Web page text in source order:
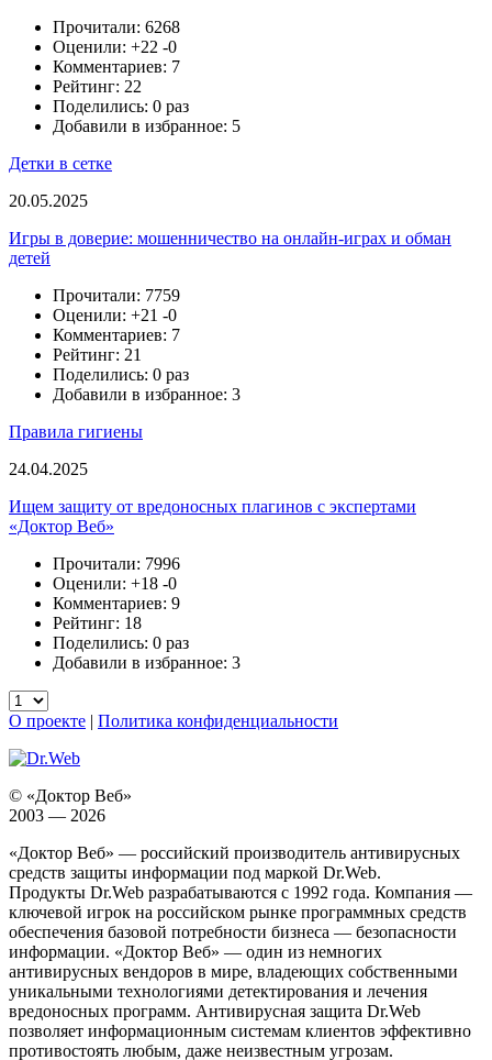
Прочитали: 6268
Оценили: +22 -0
Комментариев: 7
Рейтинг: 22
Поделились: 0 раз
Добавили в избранное: 5
Детки в сетке
20.05.2025
Игры в доверие: мошенничество на онлайн-играх и обман
детей
Прочитали: 7759
Оценили: +21 -0
Комментариев: 7
Рейтинг: 21
Поделились: 0 раз
Добавили в избранное: 3
Правила гигиены
24.04.2025
Ищем защиту от вредоносных плагинов с экспертами
«Доктор Веб»
Прочитали: 7996
Оценили: +18 -0
Комментариев: 9
Рейтинг: 18
Поделились: 0 раз
Добавили в избранное: 3
О проекте | Политика конфиденциальности
© «Доктор Веб»
2003 — 2026
«Доктор Веб» — российский производитель антивирусных
средств защиты информации под маркой Dr.Web.
Продукты Dr.Web разрабатываются с 1992 года. Компания —
ключевой игрок на российском рынке программных средств
обеспечения базовой потребности бизнеса — безопасности
информации. «Доктор Веб» — один из немногих
антивирусных вендоров в мире, владеющих собственными
уникальными технологиями детектирования и лечения
вредоносных программ. Антивирусная защита Dr.Web
позволяет информационным системам клиентов эффективно
противостоять любым, даже неизвестным угрозам.